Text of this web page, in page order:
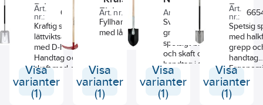
D-
D-handtag
Art.
nr.:
66543763
Kraftig skyffel i
lättviktsaluminium
med D-handtag.
Handtag och
skaft med grepp i
SoftGrip™ .
Visa
varianter
(1)
Fiskars
Art. nr.:
Fyllhammare
med långt skaft.
Visa
varianter
(1)
Art. nr.:
Svensktillverkad
grävspade med
spetsigt blad
och skaft och
handtag i trä.
Visa
varianter
(1)
Art.
nr.:
Spetsig
med
grepp
handtag.
Tear-
Visa
varianter
(1)